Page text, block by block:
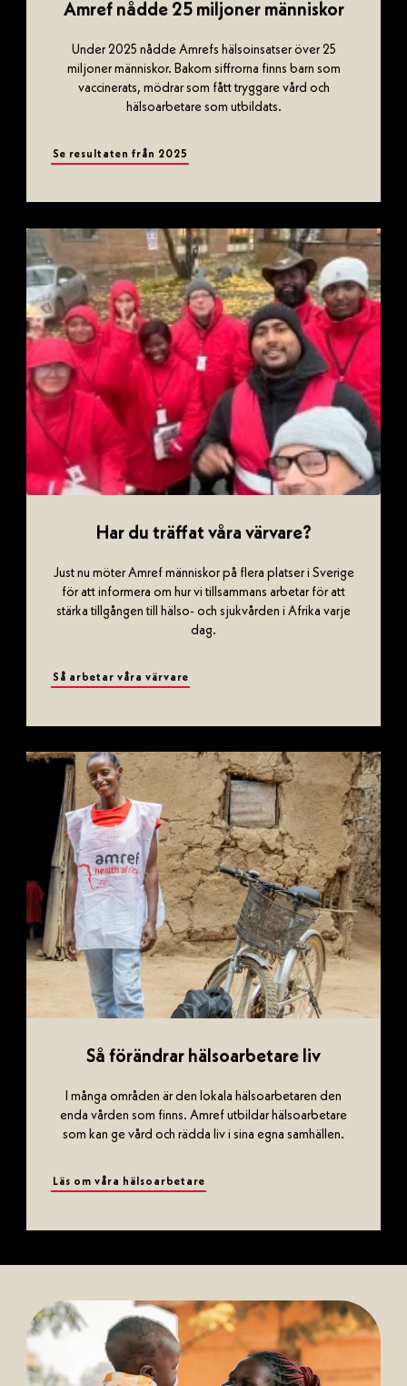
Amref nådde 25 miljoner människor
Under 2025 nådde Amrefs hälsoinsatser över 25
miljoner människor. Bakom siffrorna finns barn som
vaccinerats, mödrar som fått tryggare vård och
hälsoarbetare som utbildats.
Se resultaten från 2025
Har du träffat våra värvare?
Just nu möter Amref människor på flera platser i Sverige
för att informera om hur vi tillsammans arbetar för att
stärka tillgången till hälso- och sjukvården i Afrika varje
dag.
Så arbetar våra värvare
Så förändrar hälsoarbetare liv
I många områden är den lokala hälsoarbetaren den
enda vården som finns. Amref utbildar hälsoarbetare
som kan ge vård och rädda liv i sina egna samhällen.
Läs om våra hälsoarbetare